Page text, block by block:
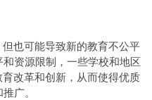
也可能导致新的教育不公平
资源限制，一些学校和地区
改革和创新，从而使得优质
广。